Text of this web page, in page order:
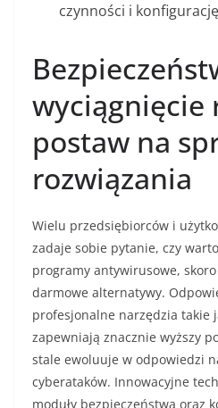
czynności i
wyciągnięcie
postaw na
rozwiązania
Wielu przedsiębiorców i
zadaje sobie pytanie, czy
programy antywirusowe,
darmowe alternatywy.
profesjonalne narzędzia takie
zapewniają znacznie wyższy
stale ewoluuje w odpowiedzi
cyberataków. Innowacyjne
moduły bezpieczeństwa oraz